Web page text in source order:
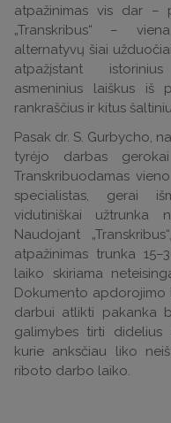
atpažinimas vis dar –
„Transkribus“ –
alternatyvų šiai
atpažįstant
asmeninius laiškus iš
rankraščius ir kitus
Pasak dr. S. Gurbycho,
tyrėjo darbas
Transkribuodamas
specialistas, gerai
vidutiniškai užtrunka
Naudojant
atpažinimas trunka
laiko skiriama
Dokumento apdorojimo
darbui atlikti pakanka
galimybes tirti didelius
kurie anksčiau liko
riboto darbo laiko.